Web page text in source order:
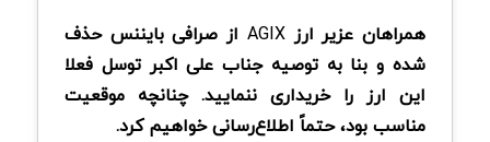
همراهان عزیر ارزAGIX از صرافی بایننس حذف
شده و بنا به توصیه جناب علی اکبر توسل فعلا
این ارز را خریداری ننمایید. چنانچه موقعیت
مناسب بود، حتماً اطلاع‌رسانی خواهیم کرد.